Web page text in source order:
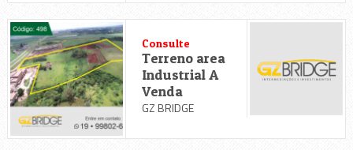
Consulte
Terreno area
Industrial A
Venda
GZ BRIDGE